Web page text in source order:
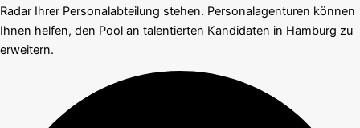
Radar Ihrer Personalabteilung stehen. Personalagenturen können
Ihnen helfen, den Pool an talentierten Kandidaten in Hamburg zu
erweitern.